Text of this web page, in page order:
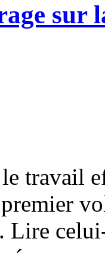
sur
travail
Lire